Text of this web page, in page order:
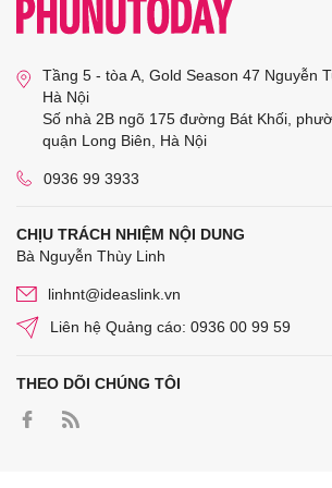
Tầng 5 - tòa A, Gold Season 47 Nguyễn
Hà Nội
Số nhà 2B ngõ 175 đường Bát Khối,
quận Long Biên, Hà Nội
0936 99 3933
CHỊU TRÁCH NHIỆM NỘI DUNG
Bà Nguyễn Thùy Linh
linhnt@ideaslink.vn
Liên hệ Quảng cáo: 0936 00 99 59
THEO DÕI CHÚNG TÔI